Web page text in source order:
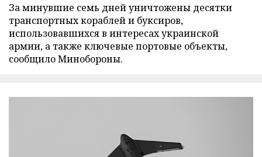
За минувшие семь дней уничтожены десятки
транспортных кораблей и буксиров,
использовавшихся в интересах украинской
армии, а также ключевые портовые объекты,
сообщило Минобороны.